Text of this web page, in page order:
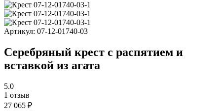
Артикул: 07-12-01740-03
Серебряный крест с распятием и
вставкой из агата
5.0
1 отзыв
27 065 ₽